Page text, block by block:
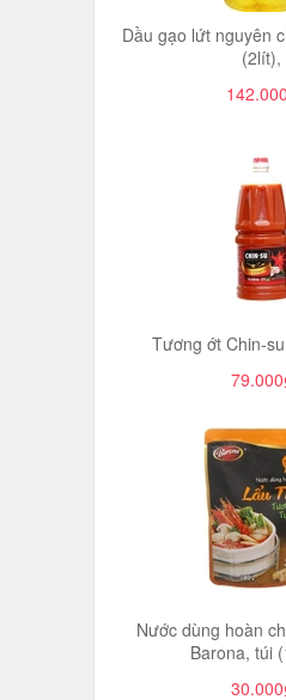
Dầu gạo lứt nguyên
(2lít),
Tương ớt Chin-
Nước dùng hoàn
Barona, túi